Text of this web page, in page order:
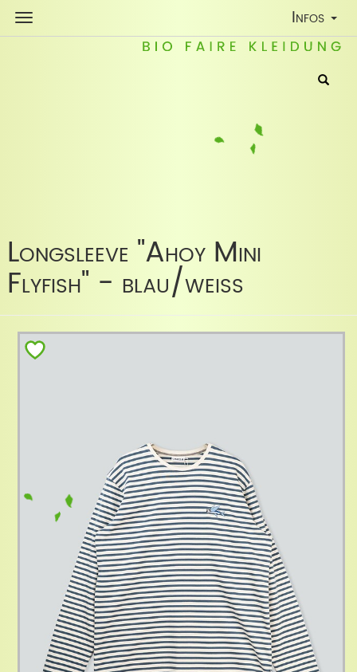
Toggle
Infos
Longsleeve "Ahoy Mini
Flyfish" - blau/weiß